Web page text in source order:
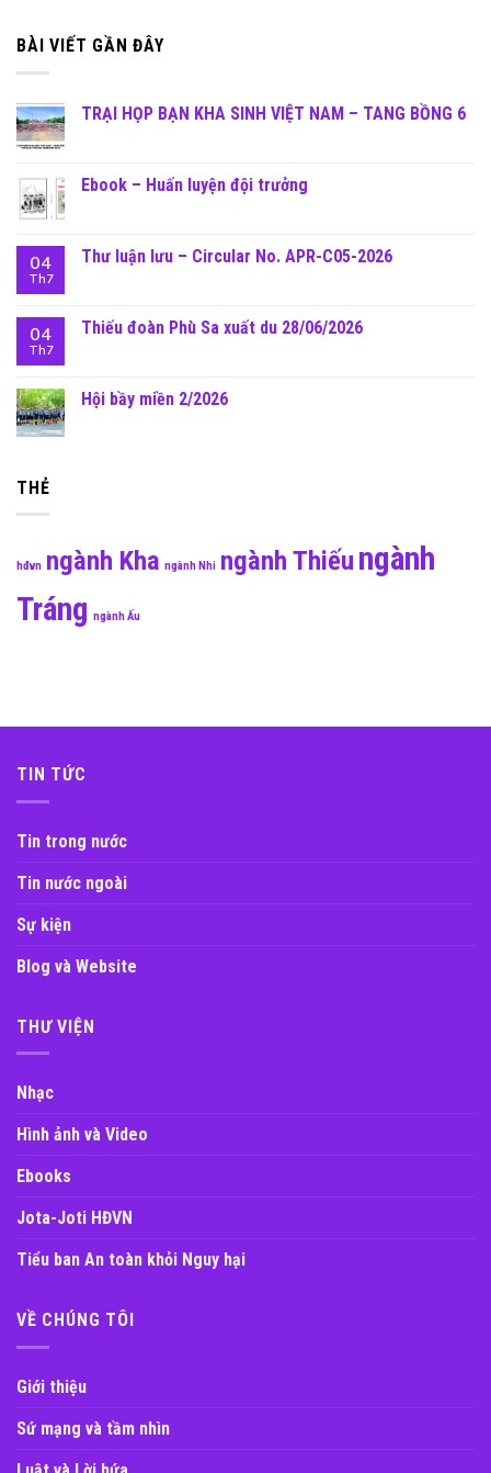
BÀI VIẾT GẦN ĐÂY
TRẠI HỌP BẠN KHA SINH VIỆT NAM – TANG BỒNG 6
Ebook – Huấn luyện đội trưởng
04
Th7
Thư luận lưu – Circular No. APR-C05-2026
04
Th7
Thiếu đoàn Phù Sa xuất du 28/06/2026
Hội bầy miền 2/2026
THẺ
hđvn ngành Kha ngành Nhi ngành Thiếu ngành
Tráng ngành Ấu
TIN TỨC
Tin trong nước
Tin nước ngoài
Sự kiện
Blog và Website
THƯ VIỆN
Nhạc
Hình ảnh và Video
Ebooks
Jota-Joti HĐVN
Tiểu ban An toàn khỏi Nguy hại
VỀ CHÚNG TÔI
Giới thiệu
Sứ mạng và tầm nhìn